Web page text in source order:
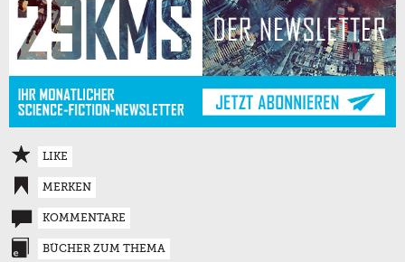
LIKE
MERKEN
KOMMENTARE
BÜCHER ZUM THEMA